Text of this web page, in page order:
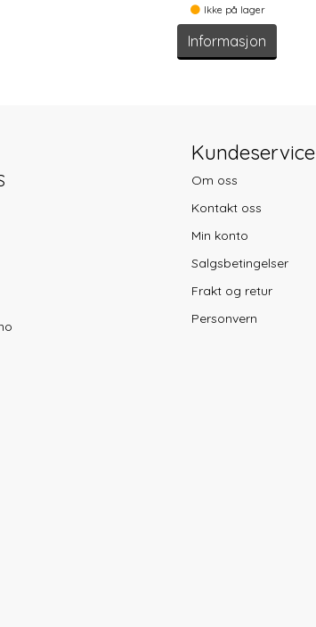
Ikke på lager
Informasjon
Kundeservice
Om oss
Kontakt oss
Min konto
Salgsbetingelser
Frakt og retur
Personvern